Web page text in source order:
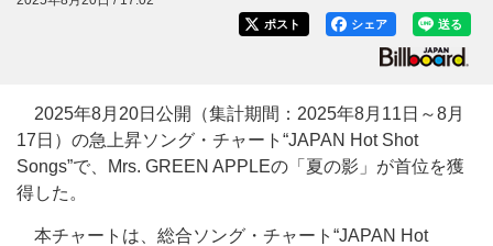
送る
シェア
ポスト
2025年8月20日公開（集計期間：2025年8月11日～8月
17日）の急上昇ソング・チャート“JAPAN Hot Shot
Songs”で、Mrs. GREEN APPLEの「夏の影」が首位を獲
得した。
本チャートは、総合ソング・チャート“JAPAN Hot